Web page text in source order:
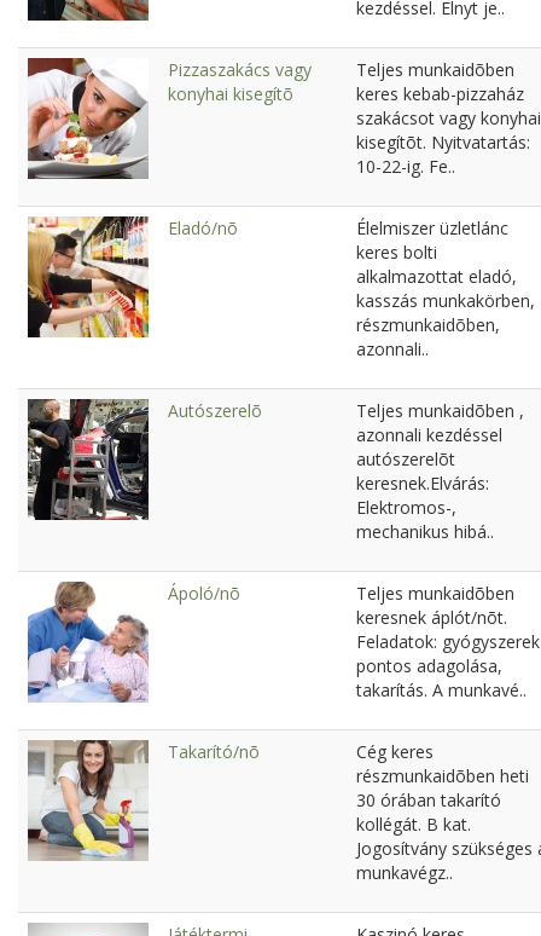
kezdéssel. Elnyt je..
Pizzaszakács vagy
konyhai kisegítõ
Teljes munkaidõben
keres kebab-pizzaház
szakácsot vagy konyhai
kisegítõt. Nyitvatartás:
10-22-ig. Fe..
Eladó/nõ
Élelmiszer üzletlánc
keres bolti
alkalmazottat eladó,
kasszás munkakörben,
részmunkaidõben,
azonnali..
Autószerelõ
Teljes munkaidõben ,
azonnali kezdéssel
autószerelõt
keresnek.Elvárás:
Elektromos-,
mechanikus hibá..
Ápoló/nõ
Teljes munkaidõben
keresnek áplót/nõt.
Feladatok: gyógyszerek
pontos adagolása,
takarítás. A munkavé..
Takarító/nõ
Cég keres
részmunkaidõben heti
30 órában takarító
kollégát. B kat.
Jogosítvány szükséges
munkavégz..